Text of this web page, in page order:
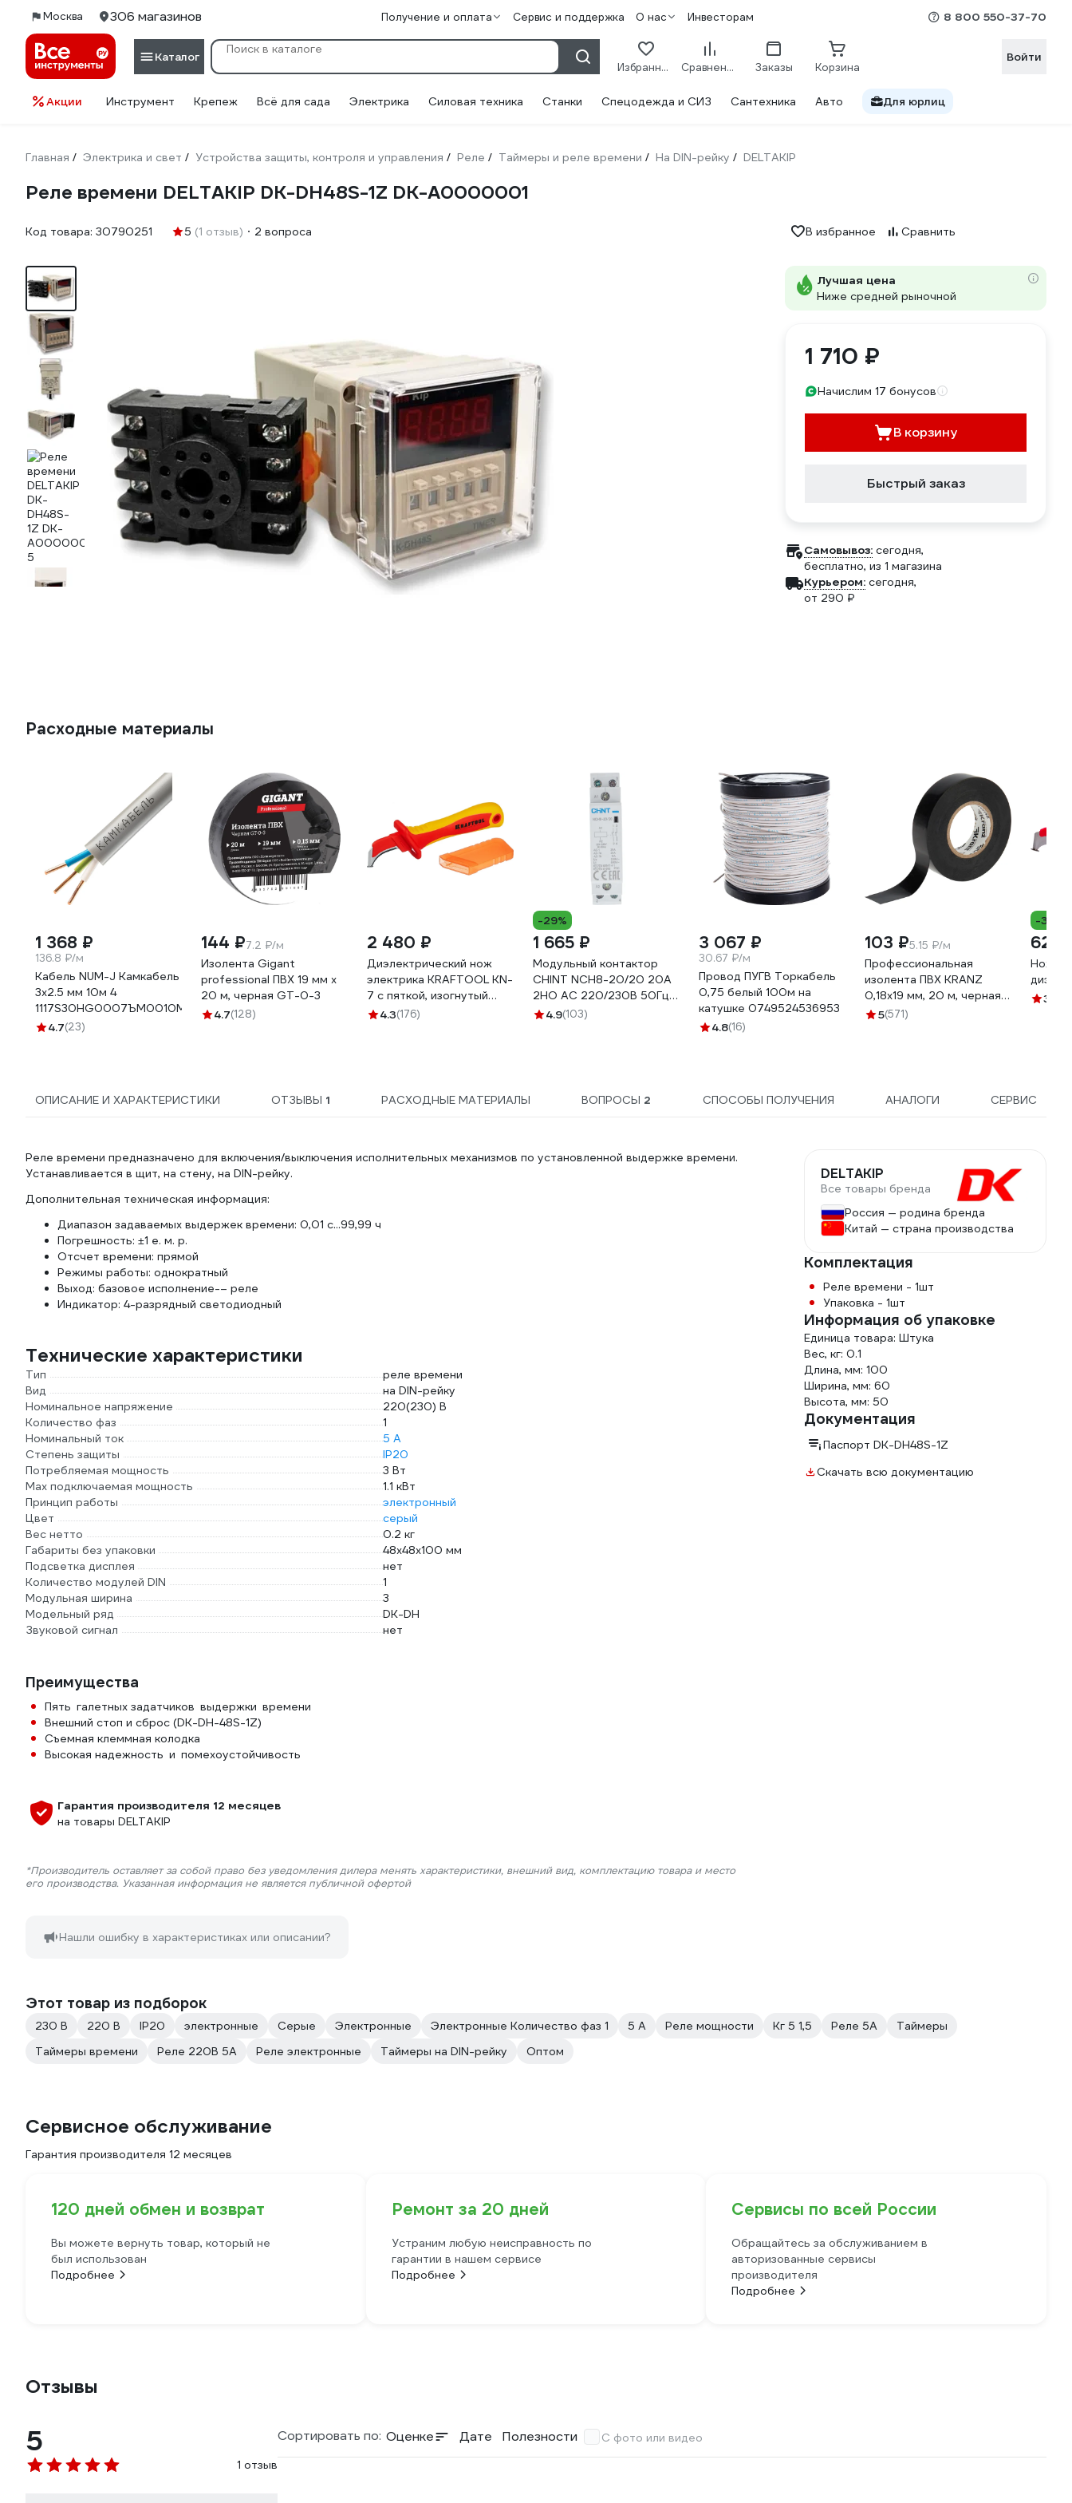
Москва 306 магазинов Получение и оплата Сервис и поддержка О нас Инвесторам 8 800 550-37-70
Каталог
Избранное Сравнение Заказы Корзина
Войти
Акции Инструмент Крепеж Всё для сада Электрика Силовая техника Станки Спецодежда и СИЗ Сантехника Авто Для юрлиц
Главная / Электрика и свет / Устройства защиты, контроля и управления / Реле / Таймеры и реле времени / На DIN-рейку / DELTAKIP
Реле времени DELTAKIP DK-DH48S-1Z DK-A0000001
Код товара: 30790251 5 (1 отзыв) 2 вопроса В избранное Сравнить
Лучшая цена
Ниже средней рыночной
1 710 ₽
Начислим 17 бонусов
В корзину
Быстрый заказ
Самовывоз: сегодня,
бесплатно, из 1 магазина
Курьером: сегодня,
от 290 ₽
Расходные материалы
1 368 ₽
136.8 ₽/м
Кабель NUM-J Камкабель
3x2.5 мм 10м 4
1117S30HG0007ЪM0010М
4.7(23)
144 ₽7.2 ₽/м
Изолента Gigant
professional ПВХ 19 мм х
20 м, черная GT-0-3
4.7(128)
2 480 ₽
Диэлектрический нож
электрика KRAFTOOL KN-
7 с пяткой, изогнутый
45400
4.3(176)
-29%
1 665 ₽
Модульный контактор
CHINT NCH8-20/20 20A
2НО AC 220/230В 50Гц
256054
4.9(103)
3 067 ₽
30.67 ₽/м
Провод ПУГВ Торкабель
0,75 белый 100м на
катушке 0749524536953
4.8(16)
103 ₽5.15 ₽/м
Профессиональная
изолента ПВХ KRANZ
0,18х19 мм, 20 м, черная
KR-09-2806
5(571)
-37%
629
Нож
3.3
ОПИСАНИЕ И ХАРАКТЕРИСТИКИ ОТЗЫВЫ 1 РАСХОДНЫЕ МАТЕРИАЛЫ ВОПРОСЫ 2 СПОСОБЫ ПОЛУЧЕНИЯ АНАЛОГИ СЕРВИС
Реле времени предназначено для включения/выключения исполнительных механизмов по установленной выдержке времени.
Устанавливается в щит, на стену, на DIN-рейку.
Дополнительная техническая информация:
Диапазон задаваемых выдержек времени: 0,01 с...99,99 ч
Погрешность: ±1 e. м. p.
Отсчет времени: прямой
Режимы работы: однократный
Выход: базовое исполнение-– реле
Индикатор: 4-разрядный светодиодный
Технические характеристики
Тип
реле времени
Вид
на DIN-рейку
Номинальное напряжение
220(230) В
Количество фаз
1
Номинальный ток
5 А
Степень защиты
IP20
Потребляемая мощность
3 Вт
Max подключаемая мощность
1.1 кВт
Принцип работы
электронный
Цвет
серый
Вес нетто
0.2 кг
Габариты без упаковки
48х48х100 мм
Подсветка дисплея
нет
Количество модулей DIN
1
Модульная ширина
3
Модельный ряд
DK-DH
Звуковой сигнал
нет
Преимущества
Пять галетных задатчиков выдержки времени
Внешний стоп и сброс (DK-DH-48S-1Z)
Съемная клеммная колодка
Высокая надежность и помехоустойчивость
Гарантия производителя 12 месяцев
на товары DELTAKIP
*Производитель оставляет за собой право без уведомления дилера менять характеристики, внешний вид, комплектацию товара и место
его производства. Указанная информация не является публичной офертой
Нашли ошибку в характеристиках или описании?
DELTAKIP
Все товары бренда
Россия — родина бренда
Китай — страна производства
Комплектация
Реле времени - 1шт
Упаковка - 1шт
Информация об упаковке
Единица товара: Штука
Вес, кг: 0.1
Длина, мм: 100
Ширина, мм: 60
Высота, мм: 50
Документация
Паспорт DK-DH48S-1Z
Скачать всю документацию
Этот товар из подборок
230 В 220 В IP20 электронные Серые Электронные Электронные Количество фаз 1 5 А Реле мощности Кг 5 1,5 Реле 5А
Таймеры
Таймеры времени
Реле 220В 5А Реле электронные Таймеры на DIN-рейку Оптом
Сервисное обслуживание
Гарантия производителя 12 месяцев
120 дней обмен и возврат
Вы можете вернуть товар, который не
был использован
Подробнее
Ремонт за 20 дней
Устраним любую неисправность по
гарантии в нашем сервисе
Подробнее
Сервисы по всей России
Обращайтесь за обслуживанием в
авторизованные сервисы
производителя
Подробнее
Отзывы
5
1 отзыв
Сортировать по: Оценке Дате Полезности С фото или видео